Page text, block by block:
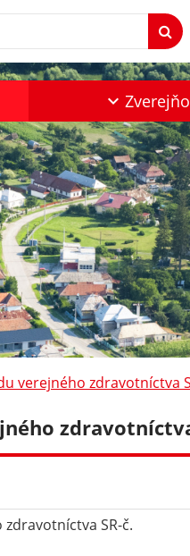
verejného zdravotníctva
zdravotníctva
SR-č.